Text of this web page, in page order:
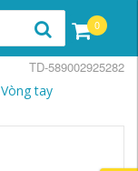
0
Vòng tay
TD-589002925282